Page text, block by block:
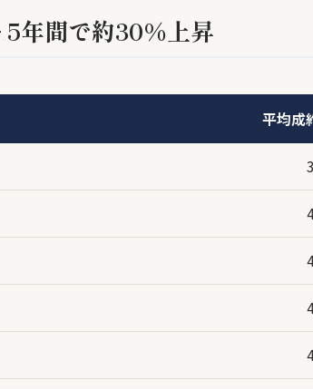
年間で約30%上昇
平均成